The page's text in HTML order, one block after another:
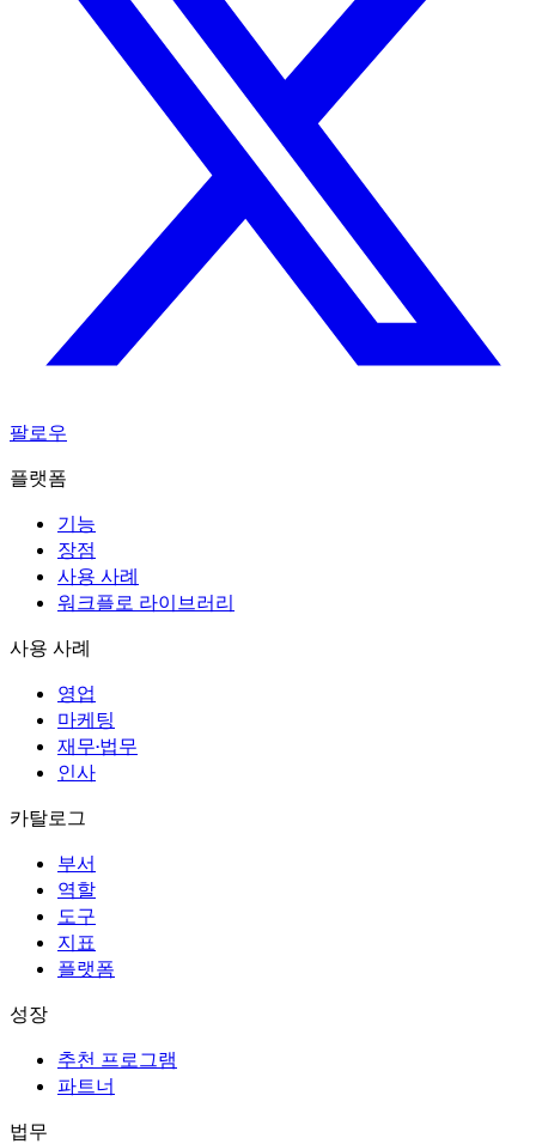
팔로우
플랫폼
기능
장점
사용 사례
워크플로 라이브러리
사용 사례
영업
마케팅
재무·법무
인사
카탈로그
부서
역할
도구
지표
플랫폼
성장
추천 프로그램
파트너
법무